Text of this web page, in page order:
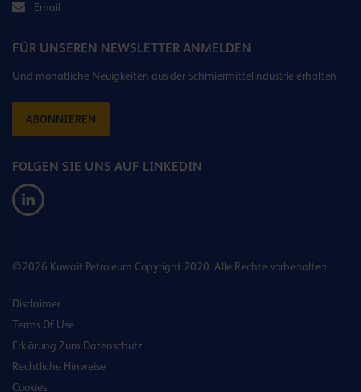
Email
FÜR UNSEREN NEWSLETTER ANMELDEN
Und monatliche Neuigkeiten aus der Schmiermittelindustrie erhalten
ABONNIEREN
FOLGEN SIE UNS AUF LINKEDIN
©2026 Kuwait Petroleum Copyright 2020. Alle Rechte vorbehalten.
Disclaimer
Terms Of Use
Erklärung Zum Datenschutz
Rechtliche Hinweise
Cookies